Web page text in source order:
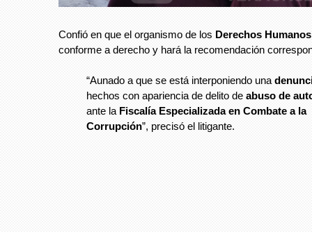
Confió en que el organismo de los Derechos Humanos
conforme a derecho y hará la recomendación
“Aunado a que se está interponiendo una
hechos con apariencia de delito de abuso de
ante la Fiscalía Especializada en Combate a la
Corrupción”, precisó el litigante.